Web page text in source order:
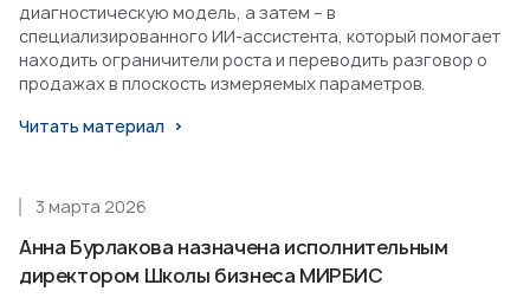
диагностическую модель, а затем – в
специализированного ИИ-ассистента, который помогает
находить ограничители роста и переводить разговор о
продажах в плоскость измеряемых параметров.
Читать материал
Анна Бурлакова назначена исполнительным
директором Школы бизнеса МИРБИС
3 марта 2026